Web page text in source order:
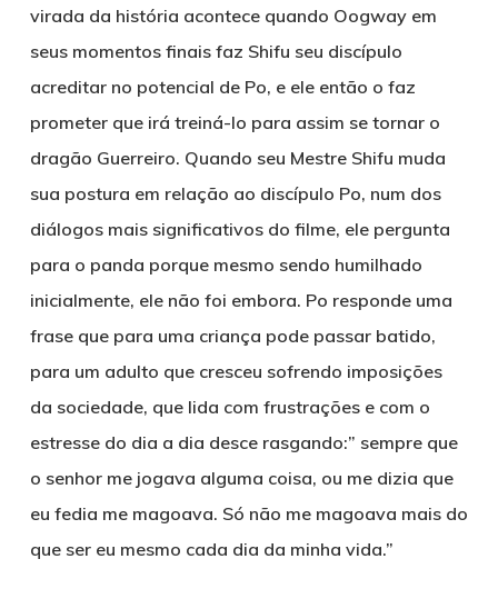
virada da história acontece quando Oogway em
seus momentos finais faz Shifu seu discípulo
acreditar no potencial de Po, e ele então o faz
prometer que irá treiná-lo para assim se tornar o
dragão Guerreiro. Quando seu Mestre Shifu muda
sua postura em relação ao discípulo Po, num dos
diálogos mais significativos do filme, ele pergunta
para o panda porque mesmo sendo humilhado
inicialmente, ele não foi embora. Po responde uma
frase que para uma criança pode passar batido,
para um adulto que cresceu sofrendo imposições
da sociedade, que lida com frustrações e com o
estresse do dia a dia desce rasgando:” sempre que
o senhor me jogava alguma coisa, ou me dizia que
eu fedia me magoava. Só não me magoava mais do
que ser eu mesmo cada dia da minha vida.”